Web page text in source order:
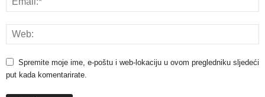
Spremite moje ime, e-poštu i web-lokaciju u ovom pregledniku sljedeći
put kada komentarirate.